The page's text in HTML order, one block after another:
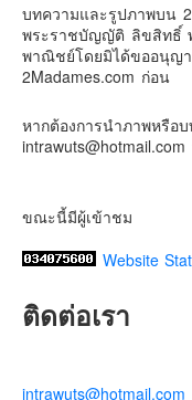
เตรียมไว้หนวด ถอยปืน
#น้องเกรซ #ลูกสาวเร
Photo
บทความและรูปภาพบน
พระราชบัญญัติ ลิขสิทธิ์
พาณิชย์โดยมิได้ขออนุญ
2Madames.com ก่อน
หากต้องการนำภาพหรือ
ขณะนี้มีผู้เข้าชม
Website
ติดต่อเรา
intrawuts@hotmail.com